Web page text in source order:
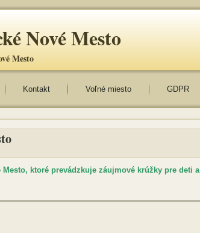
Nové Mesto
Mesto
Kontakt Voľné miesto GDPR
ktoré prevádzkuje záujmové krúžky pre deti a